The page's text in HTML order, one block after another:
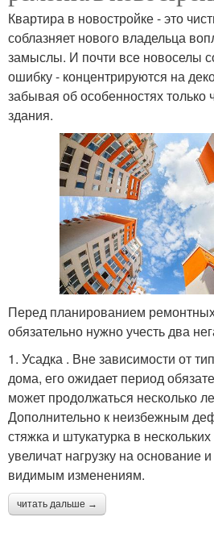
Квартира в новостройке - это
соблазняет нового владельца
замыслы. И почти все новоселы
ошибку - концентрируются на
забывая об особенностях только
здания.
Перед планированием
обязательно нужно учесть два
1. Усадка . Вне зависимости от
дома, его ожидает период
может продолжаться несколько
Дополнительно к неизбежным
стяжка и штукатурка в
увеличат нагрузку на основание
видимым изменениям.
читать дальше →